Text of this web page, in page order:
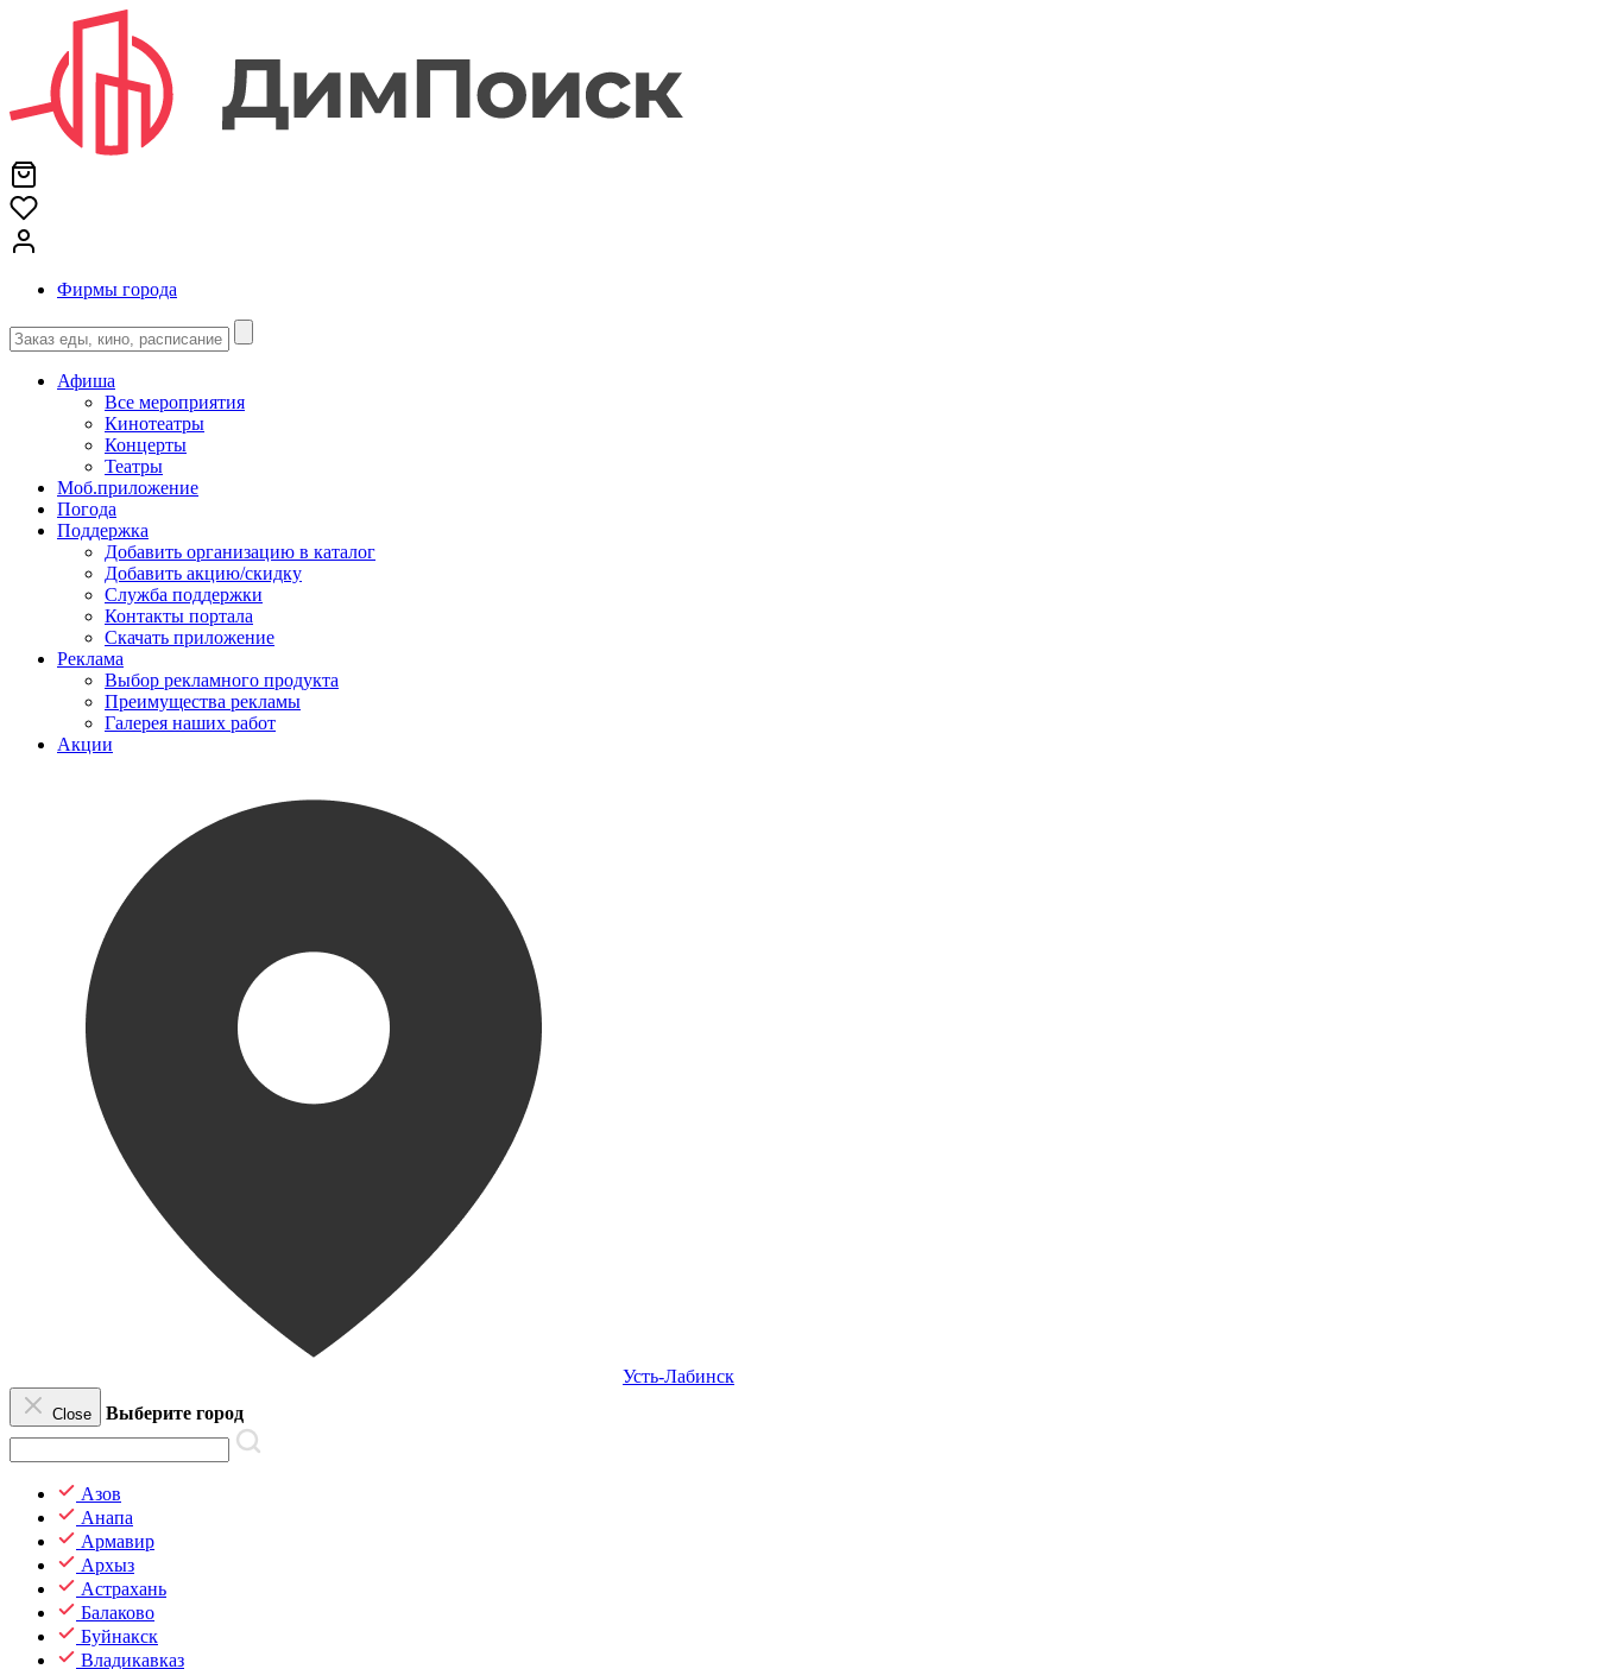
Фирмы города
Афиша
Все мероприятия
Кинотеатры
Концерты
Театры
Моб.приложение
Погода
Поддержка
Добавить организацию в каталог
Добавить акцию/скидку
Служба поддержки
Контакты портала
Скачать приложение
Реклама
Выбор рекламного продукта
Преимущества рекламы
Галерея наших работ
Акции
Усть-Лабинск
Close Выберите город
Азов
Анапа
Армавир
Архыз
Астрахань
Балаково
Буйнакск
Владикавказ